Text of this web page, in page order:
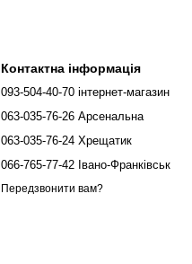
Контактна інформація
093-504-40-70 інтернет-магазин
063-035-76-26 Арсенальна
063-035-76-24 Хрещатик
066-765-77-42 Івано-Франківськ
Передзвонити вам?